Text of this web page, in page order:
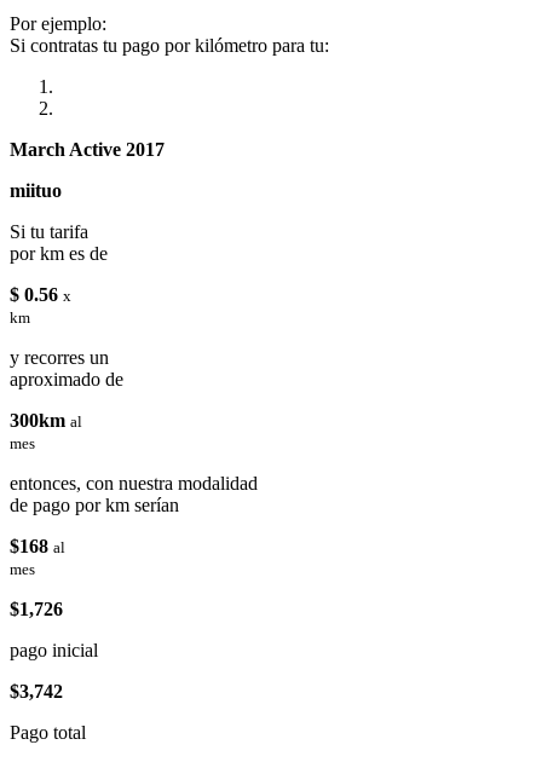
Por ejemplo:
Si contratas tu pago por kilómetro para tu:
March Active 2017
miituo
Si tu tarifa
por km es de
$ 0.56 x
km
y recorres un
aproximado de
300km al
mes
entonces, con nuestra modalidad
de pago por km serían
$168 al
mes
$1,726
pago inicial
$3,742
Pago total